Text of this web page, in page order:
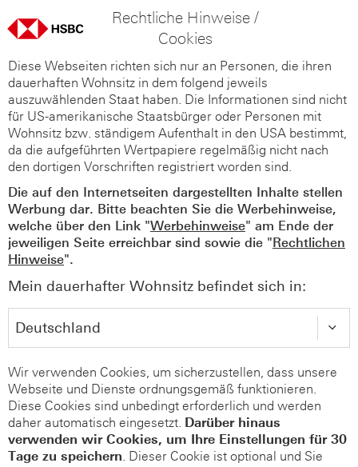
Rechtliche Hinweise /
Cookies
Diese Webseiten richten sich nur an Personen, die ihren
dauerhaften Wohnsitz in dem folgend jeweils
auszuwählenden Staat haben. Die Informationen sind nicht
für US-amerikanische Staatsbürger oder Personen mit
Wohnsitz bzw. ständigem Aufenthalt in den USA bestimmt,
da die aufgeführten Wertpapiere regelmäßig nicht nach
den dortigen Vorschriften registriert worden sind.
Die auf den Internetseiten dargestellten Inhalte stellen
Werbung dar. Bitte beachten Sie die Werbehinweise,
welche über den Link "Werbehinweise" am Ende der
jeweiligen Seite erreichbar sind sowie die "Rechtlichen
Hinweise".
Mein dauerhafter Wohnsitz befindet sich in:
Wir verwenden Cookies, um sicherzustellen, dass unsere
Webseite und Dienste ordnungsgemäß funktionieren.
Diese Cookies sind unbedingt erforderlich und werden
daher automatisch eingesetzt. Darüber hinaus
verwenden wir Cookies, um Ihre Einstellungen für 30
Tage zu speichern. Dieser Cookie ist optional und Sie